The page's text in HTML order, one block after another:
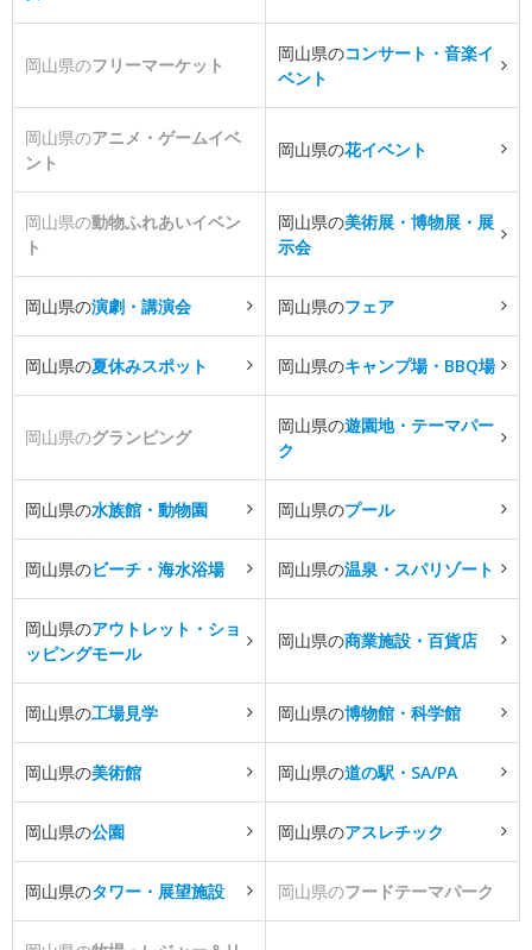
岡山県のフリーマーケット
岡山県のコンサート・音楽イ
ベント
岡山県のアニメ・ゲームイベ
ント
岡山県の花イベント
岡山県の動物ふれあいイベン
ト
岡山県の美術展・博物展・展
示会
岡山県の演劇・講演会 岡山県のフェア
岡山県の夏休みスポット 岡山県のキャンプ場・BBQ場
岡山県のグランピング
岡山県の遊園地・テーマパー
ク
岡山県の水族館・動物園 岡山県のプール
岡山県のビーチ・海水浴場 岡山県の温泉・スパリゾート
岡山県のアウトレット・ショ
ッピングモール
岡山県の商業施設・百貨店
岡山県の工場見学 岡山県の博物館・科学館
岡山県の美術館 岡山県の道の駅・SA/PA
岡山県の公園 岡山県のアスレチック
岡山県のタワー・展望施設 岡山県のフードテーマパーク